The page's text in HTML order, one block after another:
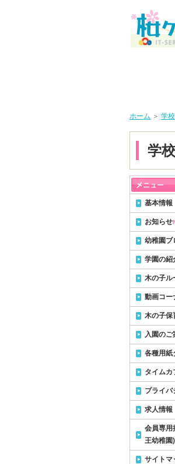
ホーム ＞ 学
学
基本情報
お知らせ
幼稚園ブ
学園の紹
木の子ル
動画コー
木の子保
入園のご
各種用紙
タイムカ
プライバ
求人情報
会員専用
王幼稚園)
サイトマ